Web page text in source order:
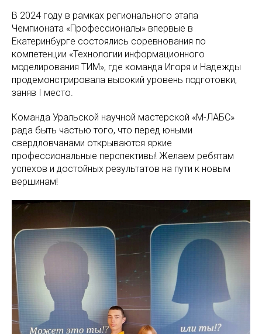
В 2024 году в рамках регионального этапа
Чемпионата «Профессионалы» впервые в
Екатеринбурге состоялись соревнования по
компетенции «Технологии информационного
моделирования ТИМ», где команда Игоря и Надежды
продемонстрировала высокий уровень подготовки,
заняв I место.
Команда Уральской научной мастерской «М-ЛАБС»
рада быть частью того, что перед юными
свердловчанами открываются яркие
профессиональные перспективы! Желаем ребятам
успехов и достойных результатов на пути к новым
вершинам!